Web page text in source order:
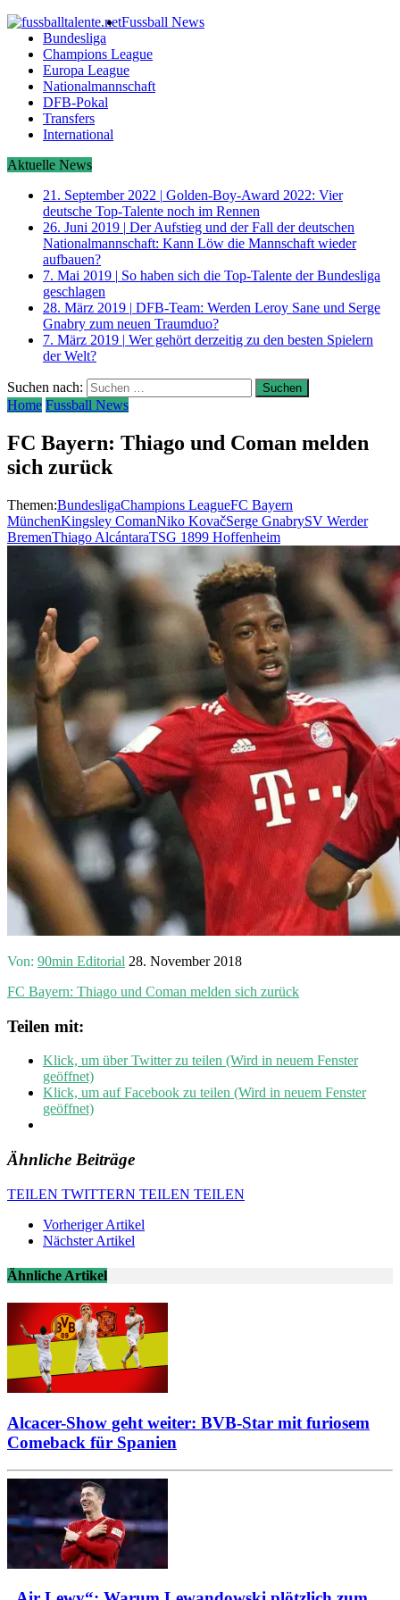
Fussball News
Bundesliga
Champions League
Europa League
Nationalmannschaft
DFB-Pokal
Transfers
International
Aktuelle News
21. September 2022 | Golden-Boy-Award 2022: Vier
deutsche Top-Talente noch im Rennen
26. Juni 2019 | Der Aufstieg und der Fall der deutschen
Nationalmannschaft: Kann Löw die Mannschaft wieder
aufbauen?
7. Mai 2019 | So haben sich die Top-Talente der Bundesliga
geschlagen
28. März 2019 | DFB-Team: Werden Leroy Sane und Serge
Gnabry zum neuen Traumduo?
7. März 2019 | Wer gehört derzeitig zu den besten Spielern
der Welt?
Suchen nach:
Home Fussball News
FC Bayern: Thiago und Coman melden
sich zurück
Themen:BundesligaChampions LeagueFC Bayern
MünchenKingsley ComanNiko KovačSerge GnabrySV Werder
BremenThiago AlcántaraTSG 1899 Hoffenheim
Von: 90min Editorial 28. November 2018
FC Bayern: Thiago und Coman melden sich zurück
Teilen mit:
Klick, um über Twitter zu teilen (Wird in neuem Fenster
geöffnet)
Klick, um auf Facebook zu teilen (Wird in neuem Fenster
geöffnet)
Ähnliche Beiträge
TEILEN TWITTERN TEILEN TEILEN
Vorheriger Artikel
Nächster Artikel
Ähnliche Artikel
Alcacer-Show geht weiter: BVB-Star mit furiosem
Comeback für Spanien